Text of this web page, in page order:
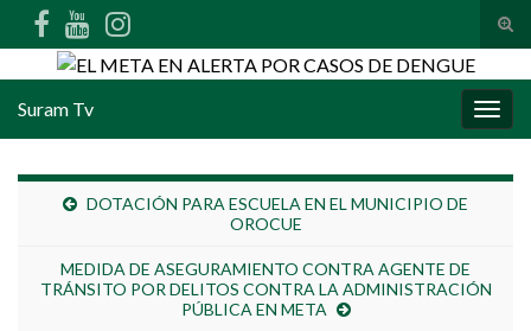
Search for:
Suram Tv
DOTACIÓN PARA ESCUELA EN EL MUNICIPIO DE
OROCUE
MEDIDA DE ASEGURAMIENTO CONTRA AGENTE DE
TRÁNSITO POR DELITOS CONTRA LA ADMINISTRACIÓN
PÚBLICA EN META